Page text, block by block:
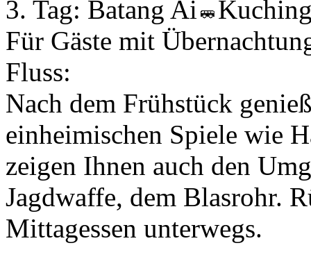
3. Tag: Batang Ai
Für Gäste mit
Fluss:
Nach dem Frühstück
einheimischen Spiele wie
zeigen Ihnen auch den
Jagdwaffe, dem Blasrohr.
Mittagessen unterwegs.